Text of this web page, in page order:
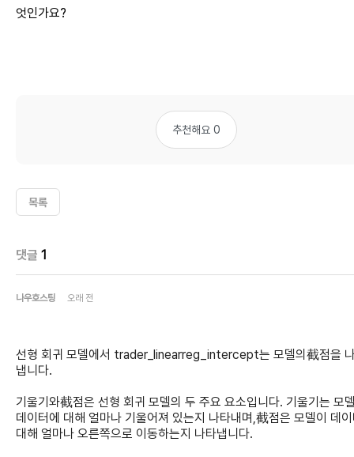
엇인가요?
추천해요 0
목록
댓글 1
나우호스팅 오래 전
선형 회귀 모델에서 trader_linearreg_intercept는 모델의截점을
냅니다.
기울기와截점은 선형 회귀 모델의 두 주요 요소입니다. 기울기는 모
데이터에 대해 얼마나 기울어져 있는지 나타내며,截점은 모델이 데
대해 얼마나 오른쪽으로 이동하는지 나타냅니다.